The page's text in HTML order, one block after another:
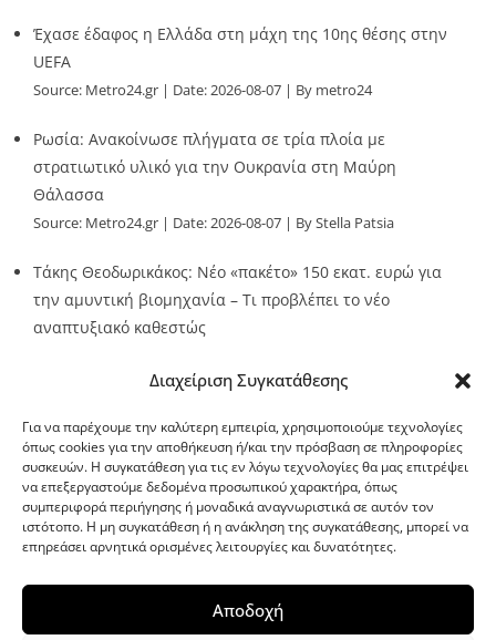
Διαχείριση Συγκατάθεσης
Για να παρέχουμε την καλύτερη εμπειρία, χρησιμοποιούμε τεχνολογίες
όπως cookies για την αποθήκευση ή/και την πρόσβαση σε πληροφορίες
συσκευών. Η συγκατάθεση για τις εν λόγω τεχνολογίες θα μας επιτρέψει
να επεξεργαστούμε δεδομένα προσωπικού χαρακτήρα, όπως
συμπεριφορά περιήγησης ή μοναδικά αναγνωριστικά σε αυτόν τον
ιστότοπο. Η μη συγκατάθεση ή η ανάκληση της συγκατάθεσης, μπορεί να
επηρεάσει αρνητικά ορισμένες λειτουργίες και δυνατότητες.
Αποδοχή
Έχασε έδαφος η Ελλάδα στη μάχη της 10ης θέσης στην
UEFA
Source: Metro24.gr Date: 2026-08-07 By metro24
Ρωσία: Ανακοίνωσε πλήγματα σε τρία πλοία με
στρατιωτικό υλικό για την Ουκρανία στη Μαύρη
Θάλασσα
Source: Metro24.gr Date: 2026-08-07 By Stella Patsia
Τάκης Θεοδωρικάκος: Νέο «πακέτο» 150 εκατ. ευρώ για
την αμυντική βιομηχανία – Τι προβλέπει το νέο
αναπτυξιακό καθεστώς
G-point.gr